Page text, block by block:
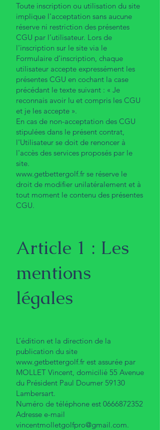
Toute inscription ou utilisation du site
implique l'acceptation sans aucune
réserve ni restriction des présentes
CGU par l’utilisateur. Lors de
l'inscription sur le site via le
Formulaire d’inscription, chaque
utilisateur accepte expressément les
présentes CGU en cochant la case
précédant le texte suivant : « Je
reconnais avoir lu et compris les CGU
et je les accepte ».
En cas de non-acceptation des CGU
stipulées dans le présent contrat,
l'Utilisateur se doit de renoncer à
l'accès des services proposés par le
site.
www.getbettergolf.fr se réserve le
droit de modifier unilatéralement et à
tout moment le contenu des présentes
CGU.
Article 1 : Les
mentions
légales
L’édition et la direction de la
publication du site
www.getbettergolf.fr est assurée par
MOLLET Vincent, domicilié 55 Avenue
du Président Paul Doumer 59130
Lambersart.
Numéro de téléphone est 0666872352
Adresse e-mail
vincentmolletgolfpro@gmail.com.